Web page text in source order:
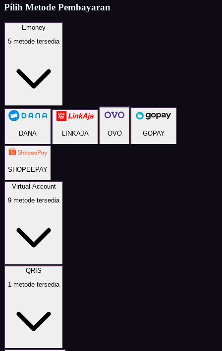
Pilih Metode Pembayaran
Emoney
5 metode tersedia
DANA LINKAJA OVO GOPAY
SHOPEEPAY
Virtual Account
9 metode tersedia
QRIS
1 metode tersedia